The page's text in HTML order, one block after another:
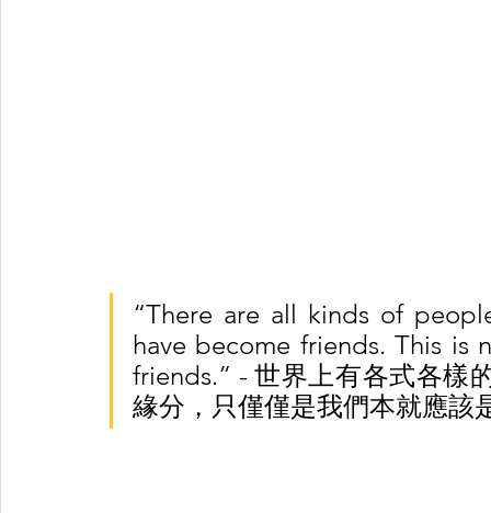
“There are all kinds of
have become friends. This
friends.” - 世界上有各式各樣
緣分，只僅僅是我們本就應該